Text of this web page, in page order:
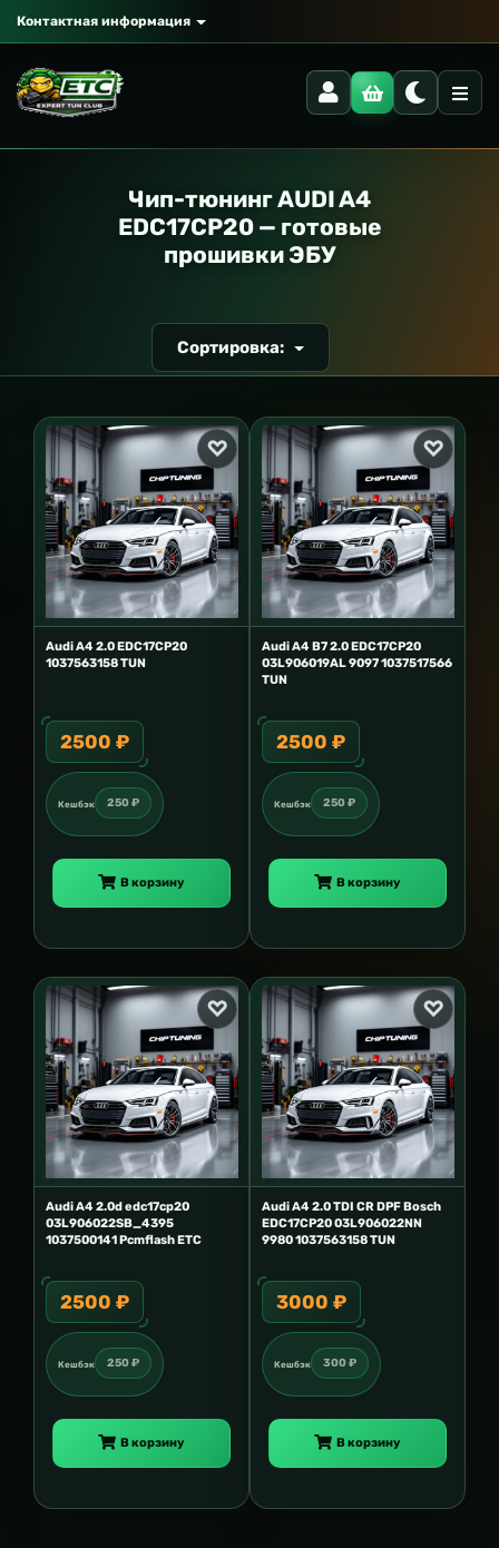
Контактная информация
Чип-тюнинг AUDI A4
EDC17CP20 — готовые
прошивки ЭБУ
Сортировка:
Audi A4 2.0 EDC17CP20
1037563158 TUN
2500 ₽
Кешбэк 250 ₽
В корзину
Audi A4 B7 2.0 EDC17CP20
03L906019AL 9097 1037517566
TUN
2500 ₽
Кешбэк 250 ₽
В корзину
Audi A4 2.0d edc17cp20
03L906022SB_4395
1037500141 Pcmflash ETC
2500 ₽
Кешбэк 250 ₽
В корзину
Audi A4 2.0 TDI CR DPF Bosch
EDC17CP20 03L906022NN
9980 1037563158 TUN
3000 ₽
Кешбэк 300 ₽
В корзину